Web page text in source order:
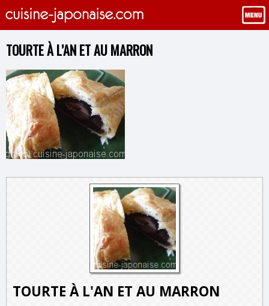
TOURTE À L’AN ET AU MARRON
TOURTE À L'AN ET AU MARRON